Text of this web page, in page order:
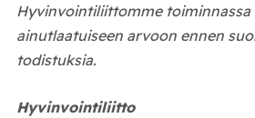
Hyvinvointiliittomme toiminnassa
ainutlaatuiseen arvoon ennen
todistuksia.
Hyvinvointiliitto